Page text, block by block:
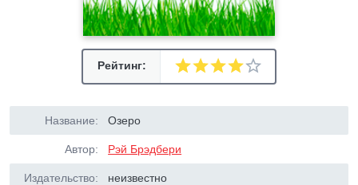
Рейтинг:
Название: Озеро
Автор: Рэй Брэдбери
Издательство: неизвестно